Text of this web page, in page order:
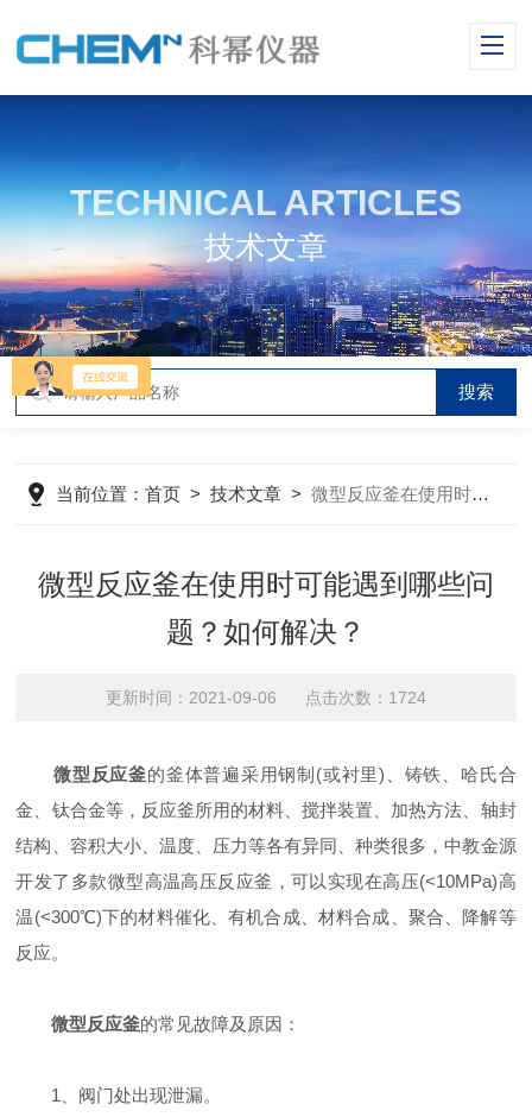
TECHNICAL ARTICLES
技术文章
当前位置：首页 >技术文章 >微型反应釜在使用时可能遇到哪些问题？如何解决？
微型反应釜在使用时可能遇到哪些问
题？如何解决？
更新时间：2021-09-06 点击次数：1724
微型反应釜的釜体普遍采用钢制(或衬里)、铸铁、哈氏合
金、钛合金等，反应釜所用的材料、搅拌装置、加热方法、轴封
结构、容积大小、温度、压力等各有异同、种类很多，中教金源
开发了多款微型高温高压反应釜，可以实现在高压(<10MPa)高
温(<300℃)下的材料催化、有机合成、材料合成、聚合、降解等
反应。
微型反应釜的常见故障及原因：
1、阀门处出现泄漏。